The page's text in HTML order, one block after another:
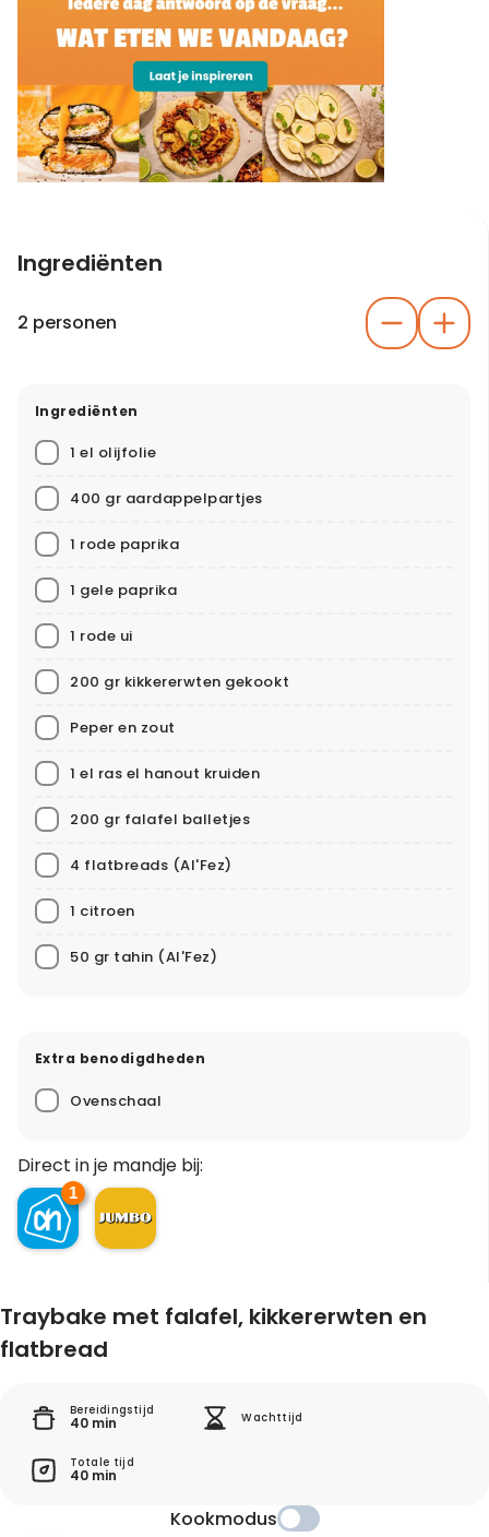
Ingrediënten
2 personen
Ingrediënten
1 el olijfolie
400 gr aardappelpartjes
1 rode paprika
1 gele paprika
1 rode ui
200 gr kikkererwten gekookt
Peper en zout
1 el ras el hanout kruiden
200 gr falafel balletjes
4 flatbreads (Al'Fez)
1 citroen
50 gr tahin (Al'Fez)
Extra benodigdheden
Ovenschaal
Direct in je mandje bij:
1
Traybake met falafel, kikkererwten en
flatbread
Bereidingstijd
40 min Wachttijd
Totale tijd
40 min
Kookmodus